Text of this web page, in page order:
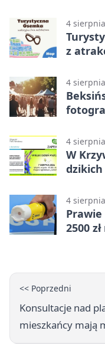
4
z
4
4
W
dzikich
4
2500
<< Poprzedni
Konsultacje nad
mieszkańcy mają